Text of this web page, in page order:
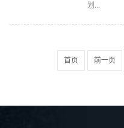
划...
首页 前一页